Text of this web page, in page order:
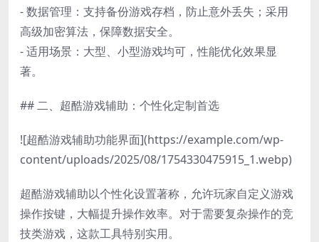
- 数据管理：支持备份游戏存档，防止意外丢失；采用
高级加密算法，保障数据安全。
- 适用场景：大型、小型游戏均可，性能优化效果显
著。
## 二、超酷游戏辅助：个性化定制首选
![超酷游戏辅助功能界面](https://example.com/wp-
content/uploads/2025/08/1754330475915_1.webp)
超酷游戏辅助以个性化设置著称，允许玩家自定义游戏
操作按键，大幅提升操作效率。对于需要复杂操作的竞
技类游戏，这款工具特别实用。